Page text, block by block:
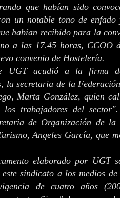
que habían sido
un notable tono de
habían recibido para la
a las 17.45 horas, CCOO
convenio de Hostelería.
UGT acudió a la firma
la secretaria de la
Marta González, quien
los trabajadores del
de Organización de la
Angeles García, que
elaborado por UGT
sindicato a los medios
de cuatro años